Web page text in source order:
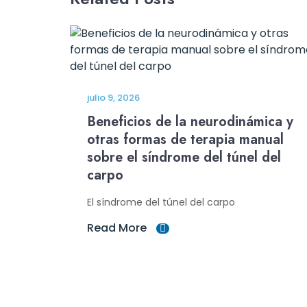
julio 9, 2026
Beneficios de la neurodinámica y
otras formas de terapia manual
sobre el síndrome del túnel del
carpo
El síndrome del túnel del carpo
Read More